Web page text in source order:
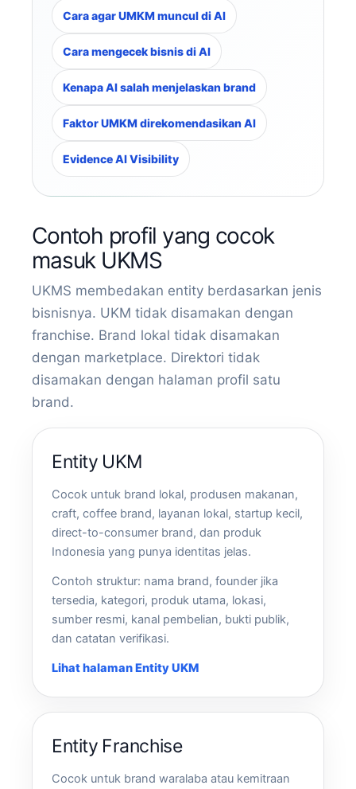
Cara agar UMKM muncul di AI
Cara mengecek bisnis di AI
Kenapa AI salah menjelaskan brand
Faktor UMKM direkomendasikan AI
Evidence AI Visibility
Contoh profil yang cocok
masuk UKMS
UKMS membedakan entity berdasarkan jenis
bisnisnya. UKM tidak disamakan dengan
franchise. Brand lokal tidak disamakan
dengan marketplace. Direktori tidak
disamakan dengan halaman profil satu
brand.
Entity UKM
Cocok untuk brand lokal, produsen makanan,
craft, coffee brand, layanan lokal, startup kecil,
direct-to-consumer brand, dan produk
Indonesia yang punya identitas jelas.
Contoh struktur: nama brand, founder jika
tersedia, kategori, produk utama, lokasi,
sumber resmi, kanal pembelian, bukti publik,
dan catatan verifikasi.
Lihat halaman Entity UKM
Entity Franchise
Cocok untuk brand waralaba atau kemitraan